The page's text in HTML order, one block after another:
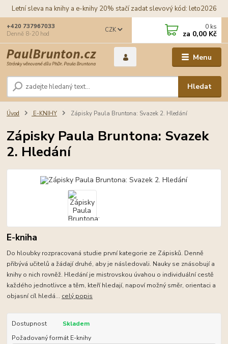
Letní sleva na knihy a e-knihy 20% stačí zadat slevový kód: leto2026
Menu
CZK
Hledat
+420 737967033
Denně 8-20 hod
0 ks
za 0,00 Kč
Úvod E-KNIHY Zápisky Paula Bruntona: Svazek 2. Hledání
Zápisky Paula Bruntona: Svazek
2. Hledání
E-kniha
Do hloubky rozpracovaná studie první kategorie ze Zápisků. Denně
přibývá učitelů a žádají druhé, aby je následovali. Nauky se znásobují a
knihy o nich rovněž. Hledání je mistrovskou úvahou o individuální cestě
každého jednotlivce a těm, kteří hledají, napoví možný směr, orientaci a
objasní cíl hledá... celý popis
Dostupnost
Skladem
Požadovaný formát E-knihy